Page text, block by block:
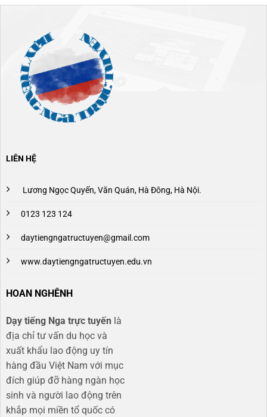
LIÊN HỆ
Lương Ngọc Quyến, Văn Quán, Hà Đông, Hà Nội.
0123 123 124
daytiengngatructuyen@gmail.com
www.daytiengngatructuyen.edu.vn
HOAN NGHÊNH
Dạy tiếng Nga trực tuyến là
địa chỉ tư vấn du học và
xuất khẩu lao động uy tín
hàng đầu Việt Nam với mục
đích giúp đỡ hàng ngàn học
sinh và người lao động trên
khắp mọi miền tổ quốc có